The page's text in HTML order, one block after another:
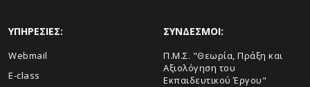
ΥΠΗΡΕΣΙΕΣ:
Webmail
E-class
ΣΥΝΔΕΣΜΟΙ:
Π.Μ.Σ. "Θεωρία, Πράξη και
Αξιολόγηση του
Εκπαιδευτικού Έργου"